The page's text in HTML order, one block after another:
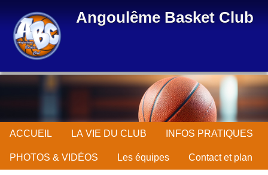
Angoulême Basket Club
ACCUEIL LA VIE DU CLUB INFOS PRATIQUES
PHOTOS & VIDÉOS Les équipes Contact et plan